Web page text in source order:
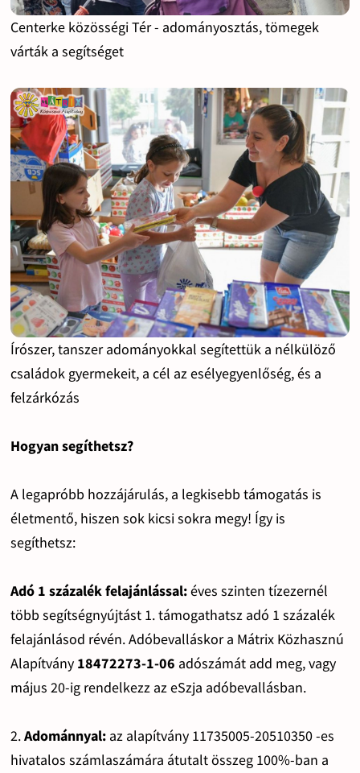
Centerke közösségi Tér - adományosztás, tömegek
várták a segítséget
Írószer, tanszer adományokkal segítettük a nélkülöző
családok gyermekeit, a cél az esélyegyenlőség, és a
felzárkózás
Hogyan segíthetsz?
A legapróbb hozzájárulás, a legkisebb támogatás is
életmentő, hiszen sok kicsi sokra megy! Így is
segíthetsz:
Adó 1 százalék felajánlással:éves szinten tízezernél
több segítségnyújtást 1. támogathatsz adó 1 százalék
felajánlásod révén. Adóbevalláskor a Mátrix Közhasznú
Alapítvány 18472273-1-06 adószámát add meg, vagy
május 20-ig rendelkezz az eSzja adóbevallásban.
2.Adománnyal: az alapítvány 11735005-20510350 -es
hivatalos számlaszámára átutalt összeg 100%-ban a